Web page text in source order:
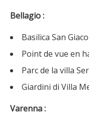
Bellagio :
Basilica San
Point de vue en
Parc de la villa
Giardini di Villa
Varenna :